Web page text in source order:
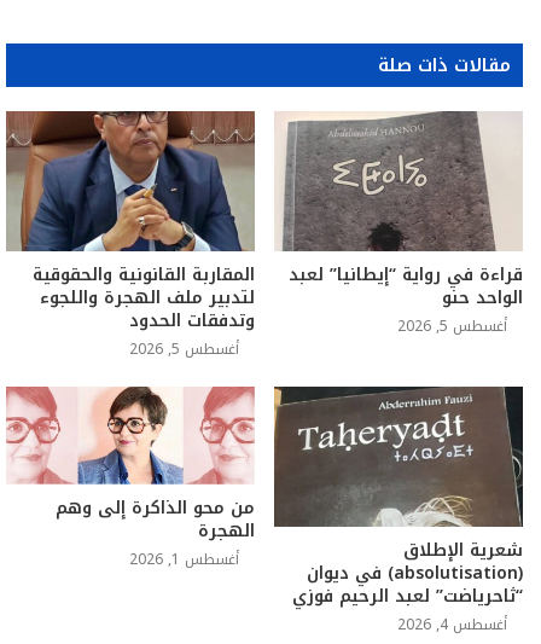
مقالات ذات صلة
قراءة في رواية “إيطانيا” لعبد
الواحد حنو
أغسطس 5, 2026
المقاربة القانونية والحقوقية
لتدبير ملف الهجرة واللجوء
وتدفقات الحدود
أغسطس 5, 2026
شعرية الإطلاق
(absolutisation) في ديوان
“ثاحرياضت” لعبد الرحيم فوزي
أغسطس 4, 2026
من محو الذاكرة إلى وهم
الهجرة
أغسطس 1, 2026